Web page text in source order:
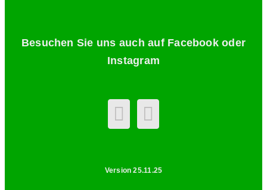
Besuchen Sie uns auch auf Facebook oder
Instagram
Version 25.11.25